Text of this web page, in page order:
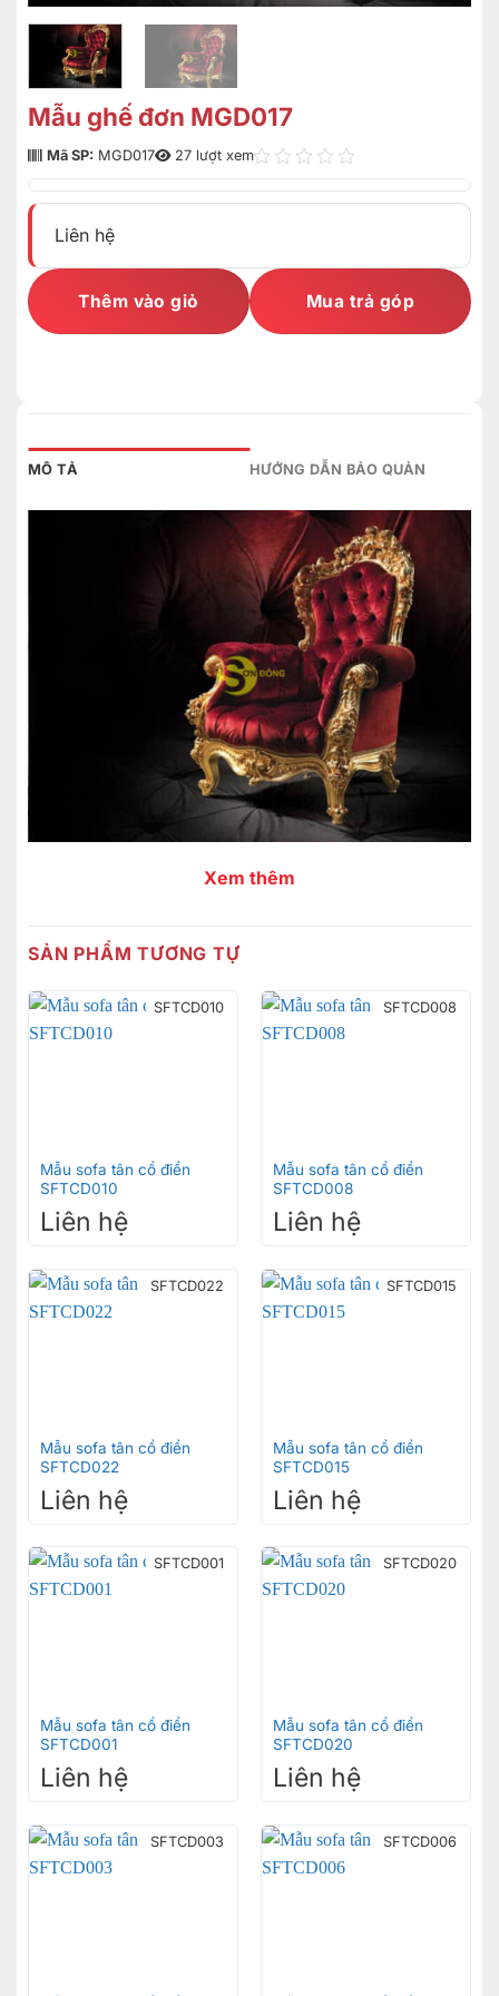
Mẫu ghế đơn MGD017
Mã SP: MGD017 27 lượt xem
Liên hệ
Thêm vào giỏ Mua trả góp
MÔ TẢ HƯỚNG DẪN BẢO QUẢN
Xem thêm
SẢN PHẨM TƯƠNG TỰ
SFTCD010
Mẫu sofa tân cổ điển
SFTCD010
Liên hệ
SFTCD008
Mẫu sofa tân cổ điển
SFTCD008
Liên hệ
SFTCD022
Mẫu sofa tân cổ điển
SFTCD022
Liên hệ
SFTCD015
Mẫu sofa tân cổ điển
SFTCD015
Liên hệ
SFTCD001
Mẫu sofa tân cổ điển
SFTCD001
Liên hệ
SFTCD020
Mẫu sofa tân cổ điển
SFTCD020
Liên hệ
SFTCD003 SFTCD006